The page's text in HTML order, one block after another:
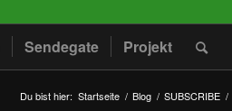
Sendegate Projekt
Du bist hier: Startseite / Blog / SUBSCRIBE /